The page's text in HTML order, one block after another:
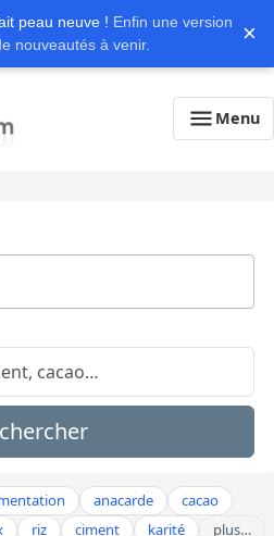
peau neuve ! Enfin une version
nouveautés à venir.
×
Menu
anacarde
cacao
riz ciment karité plus…